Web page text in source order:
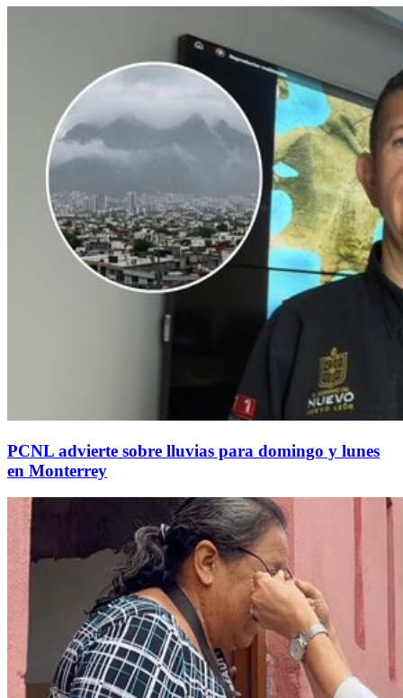
PCNL advierte sobre lluvias para domingo y lunes
en Monterrey